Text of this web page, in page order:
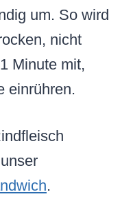
um. So wird
nicht
Minute mit,
einrühren.
.